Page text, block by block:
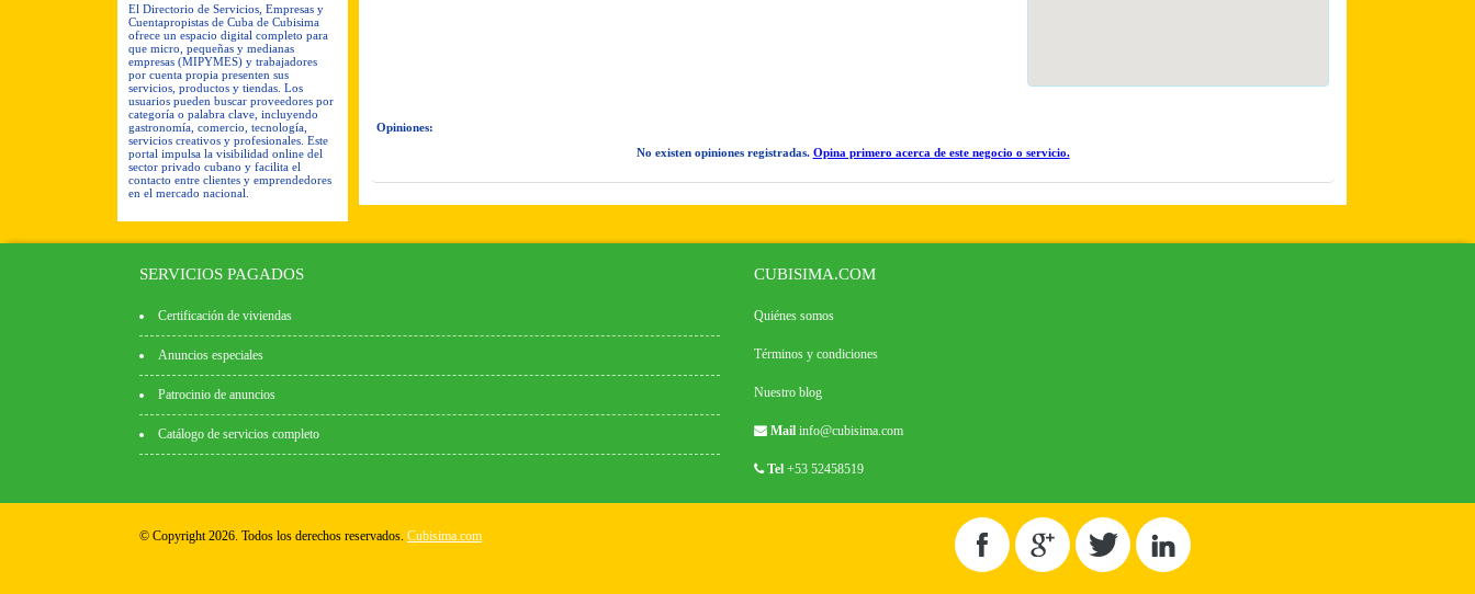
El Directorio de Servicios, Empresas y
Cuentapropistas de Cuba de Cubisima
ofrece un espacio digital completo para
que micro, pequeñas y medianas
empresas (MIPYMES) y trabajadores
por cuenta propia presenten sus
servicios, productos y tiendas. Los
usuarios pueden buscar proveedores por
categoría o palabra clave, incluyendo
gastronomía, comercio, tecnología,
servicios creativos y profesionales. Este
portal impulsa la visibilidad online del
sector privado cubano y facilita el
contacto entre clientes y emprendedores
en el mercado nacional.
Opiniones:
No existen opiniones registradas. Opina primero acerca de este negocio o servicio.
SERVICIOS PAGADOS
Certificación de viviendas
Anuncios especiales
Patrocinio de anuncios
Catálogo de servicios completo
CUBISIMA.COM
Quiénes somos
Términos y condiciones
Nuestro blog
Mail info@cubisima.com
Tel +53 52458519
© Copyright 2026. Todos los derechos reservados. Cubisima.com